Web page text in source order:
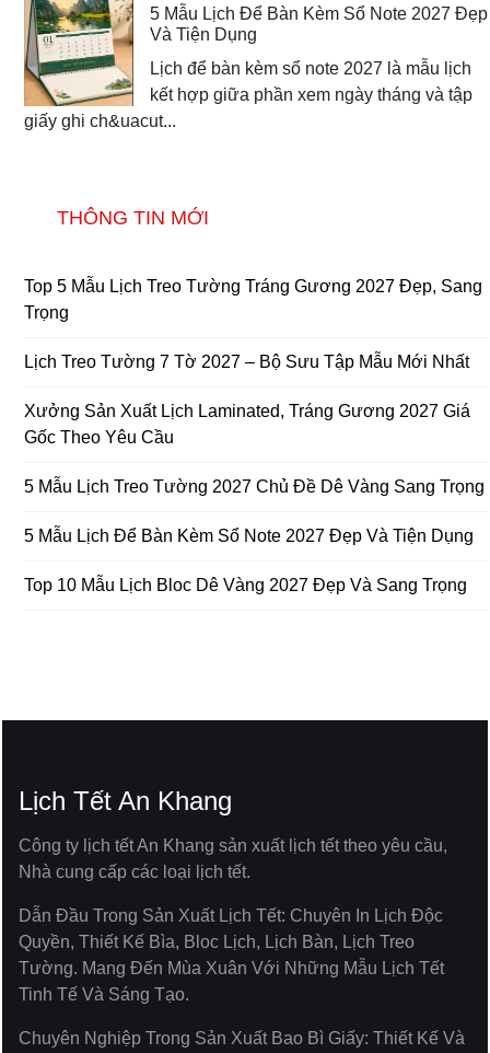
5 Mẫu Lịch Để Bàn Kèm Sổ Note 2027 Đẹp
Và Tiện Dụng
Lịch để bàn kèm sổ note 2027 là mẫu lịch
kết hợp giữa phần xem ngày tháng và tập
giấy ghi ch&uacut...
THÔNG TIN MỚI
Top 5 Mẫu Lịch Treo Tường Tráng Gương 2027 Đẹp, Sang
Trọng
Lịch Treo Tường 7 Tờ 2027 – Bộ Sưu Tập Mẫu Mới Nhất
Xưởng Sản Xuất Lịch Laminated, Tráng Gương 2027 Giá
Gốc Theo Yêu Cầu
5 Mẫu Lịch Treo Tường 2027 Chủ Đề Dê Vàng Sang Trọng
5 Mẫu Lịch Để Bàn Kèm Sổ Note 2027 Đẹp Và Tiện Dụng
Top 10 Mẫu Lịch Bloc Dê Vàng 2027 Đẹp Và Sang Trọng
Lịch Tết An Khang
Công ty lịch tết An Khang sản xuất lịch tết theo yêu cầu,
Nhà cung cấp các loại lịch tết.
Dẫn Đầu Trong Sản Xuất Lịch Tết: Chuyên In Lịch Độc
Quyền, Thiết Kế Bìa, Bloc Lịch, Lịch Bàn, Lịch Treo
Tường. Mang Đến Mùa Xuân Với Những Mẫu Lịch Tết
Tinh Tế Và Sáng Tạo.
Chuyên Nghiệp Trong Sản Xuất Bao Bì Giấy: Thiết Kế Và